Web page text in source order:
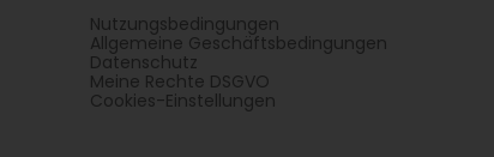
Nutzungsbedingungen
Allgemeine Geschäftsbedingungen
Datenschutz
Meine Rechte DSGVO
Cookies-Einstellungen